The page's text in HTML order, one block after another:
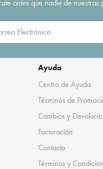
antes que nadie de
Ayuda
Centro de Ayuda
Términos de
Cambios y
Facturación
Contacto
Términos y